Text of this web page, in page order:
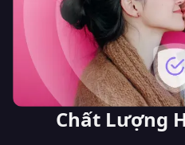
Chất Lượng